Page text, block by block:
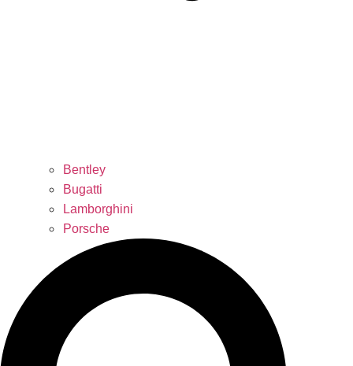
Bentley
Bugatti
Lamborghini
Porsche